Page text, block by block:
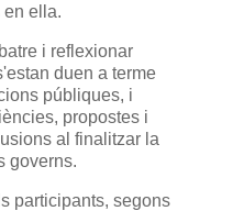
en ella.
i reflexionar
duen a terme
públiques, i
propostes i
al finalitzar la
governs.
participants, segons